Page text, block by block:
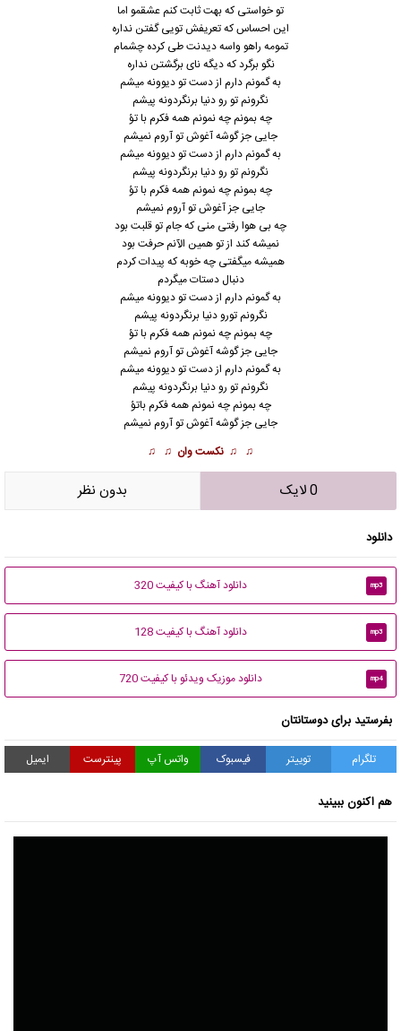
تو خواستی که بهت ثابت کنم عشقمو اما
این احساس که تعریفش تویی گفتن نداره
تمومه راهو واسه دیدنت طی کرده چشمام
نگو برگرد که دیگه نای برگشتن نداره
به گمونم دارم از دست تو دیوونه میشم
نگرونم تو رو دنیا برنگردونه پیشم
چه بمونم چه نمونم همه فکرم با تؤ
جایی جز گوشه آغوش تو آروم نمیشم
به گمونم دارم از دست تو دیوونه میشم
نگرونم تو رو دنیا برنگردونه پیشم
چه بمونم چه نمونم همه فکرم با تؤ
جایی جز آغوش تو آروم نمیشم
چه بی هوا رفتی منی که جام تو قلبت بود
نمیشه کند از تو همین الآنم حرفت بود
همیشه میگفتی چه خوبه که پیدات کردم
دنبال دستات میگردم
به گمونم دارم از دست تو دیوونه میشم
نگرونم تورو دنیا برنگردونه پیشم
چه بمونم چه نمونم همه فکرم با تؤ
جایی جز گوشه آغوش تو آروم نمیشم
به گمونم دارم از دست تو دیوونه میشم
نگرونم تو رو دنیا برنگردونه پیشم
چه بمونم چه نمونم همه فکرم باتؤ
جایی جز گوشه آغوش تو آروم نمیشم
♫ ♫ نکست وان ♫ ♫
0 لایک بدون نظر
دانلود
mp3 دانلود آهنگ با کیفیت 320
mp3 دانلود آهنگ با کیفیت 128
mp4 دانلود موزیک ویدئو با کیفیت 720
بفرستید برای دوستانتان
تلگرام توییتر فیسبوک واتس آپ پینترست ایمیل
هم اکنون ببینید